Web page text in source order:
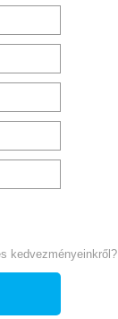
kedvezményeinkről?